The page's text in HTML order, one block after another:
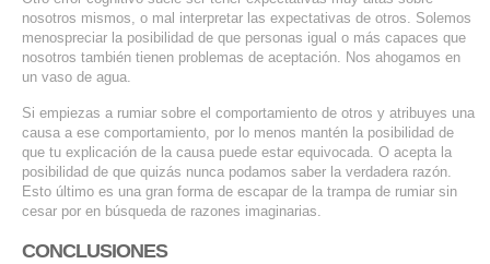
nosotros mismos, o mal interpretar las expectativas de otros. Solemos
menospreciar la posibilidad de que personas igual o más capaces que
nosotros también tienen problemas de aceptación. Nos ahogamos en
un vaso de agua.
Si empiezas a rumiar sobre el comportamiento de otros y atribuyes una
causa a ese comportamiento, por lo menos mantén la posibilidad de
que tu explicación de la causa puede estar equivocada. O acepta la
posibilidad de que quizás nunca podamos saber la verdadera razón.
Esto último es una gran forma de escapar de la trampa de rumiar sin
cesar por en búsqueda de razones imaginarias.
CONCLUSIONES